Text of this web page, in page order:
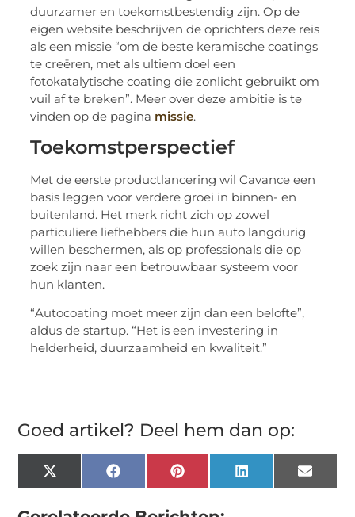
duurzamer en toekomstbestendig zijn. Op de
eigen website beschrijven de oprichters deze reis
als een missie “om de beste keramische coatings
te creëren, met als ultiem doel een
fotokatalytische coating die zonlicht gebruikt om
vuil af te breken”. Meer over deze ambitie is te
vinden op de pagina missie.
Toekomstperspectief
Met de eerste productlancering wil Cavance een
basis leggen voor verdere groei in binnen- en
buitenland. Het merk richt zich op zowel
particuliere liefhebbers die hun auto langdurig
willen beschermen, als op professionals die op
zoek zijn naar een betrouwbaar systeem voor
hun klanten.
“Autocoating moet meer zijn dan een belofte”,
aldus de startup. “Het is een investering in
helderheid, duurzaamheid en kwaliteit.”
Goed artikel? Deel hem dan op:
X
(Twitter)
FacebookPinterestLinkedInEmail